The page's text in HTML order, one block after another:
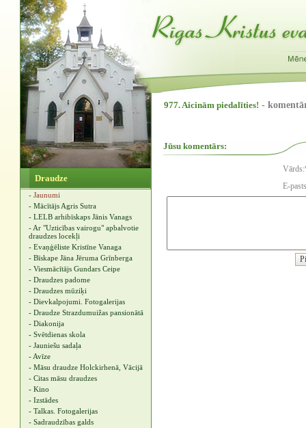
Draudze
- Jaunumi
- Mācītājs Agris Sutra
- LELB arhibīskaps Jānis Vanags
- Ar "Uzticības vairogu" apbalvotie
draudzes locekļi
- Evaņģēliste Kristīne Vanaga
- Bīskape Jāna Jēruma Grīnberga
- Viesmācītājs Gundars Ceipe
- Draudzes padome
- Draudzes mūziķi
- Dievkalpojumi. Fotogalerijas
- Draudze Strazdumuižas pansionātā
- Diakonija
- Svētdienas skola
- Jauniešu sadaļa
- Avīze
- Māsu draudze Holckirhenā, Vācijā
- Citas māsu draudzes
- Kino
- Izstādes
- Talkas. Fotogalerijas
- Sadraudzības galds
977. Aicinām piedalīties! -
Jūsu komentārs:
Vārds:
E-